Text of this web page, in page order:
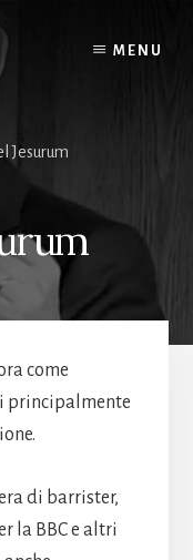
MENU
Jesurum
come
principalmente
di barrister,
la BBC e altri